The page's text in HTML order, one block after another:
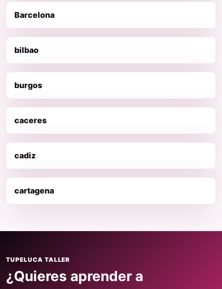
Barcelona
bilbao
burgos
caceres
cadiz
cartagena
TUPELUCA TALLER
¿Quieres aprender a